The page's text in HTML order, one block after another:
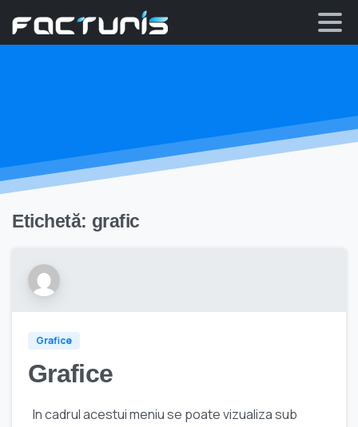
Etichetă: grafic
Grafice
Grafice
In cadrul acestui meniu se poate vizualiza sub